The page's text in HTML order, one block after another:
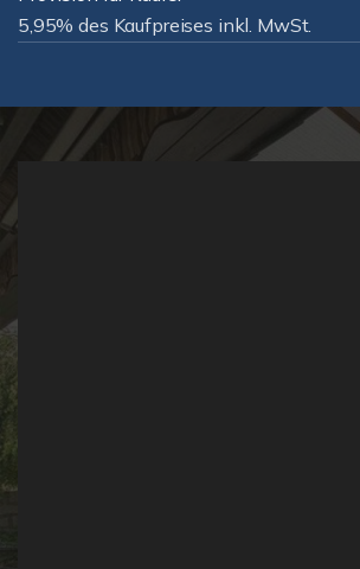
5,95% des Kaufpreises inkl. MwSt.